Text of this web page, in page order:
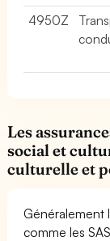
4950Z
Les
social et
culturelle et
Généralement
comme les